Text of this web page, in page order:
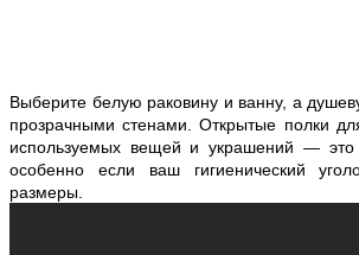
Выберите белую раковину и ванну, а
прозрачными стенами. Открытые полки
используемых вещей и украшений — это
особенно если ваш гигиенический
размеры.